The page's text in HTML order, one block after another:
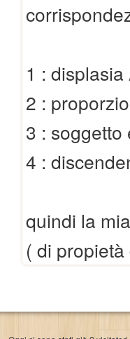
1 :
2 :
3 : soggetto
4 :
quindi la
( di